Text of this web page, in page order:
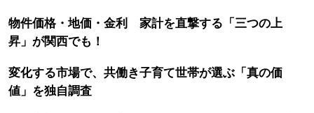
物件価格・地価・金利 家計を直撃する「三つの上
昇」が関西でも！
変化する市場で、共働き子育て世帯が選ぶ「真の価
値」を独自調査